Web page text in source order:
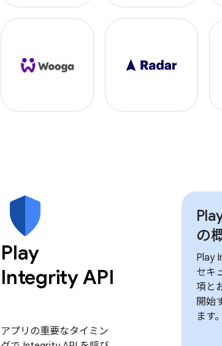
Play
Integrity API
アプリの重要なタイミン
の
Play
セキ
項と
開始
ます。